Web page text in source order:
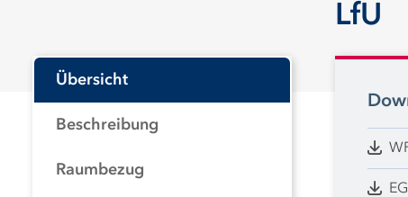
LfU
Übersicht
Beschreibung
Raumbezug